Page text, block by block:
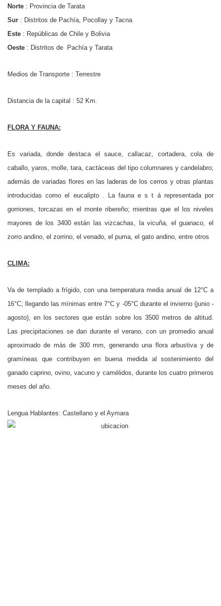
Norte : Provincia de Tarata
Sur : Distritos de Pachía, Pocollay y Tacna
Este : Repúblicas de Chile y Bolivia
Oeste : Distritos de Pachía y Tarata
Medios de Transporte : Terrestre
Distancia de la capital : 52 Km.
FLORA Y FAUNA:
Es variada, donde destaca el sauce, callacaz, cortadera, cola de
caballo, yaros, molle, tara, cactáceas del tipo columnares y candelabro;
además de variadas flores en las laderas de los cerros y otras plantas
introducidas como el eucalipto . La fauna e s t á representada por
gorriones, torcazas en el monte ribereño; mientras que el los niveles
mayores de los 3400 están las vizcachas, la vicuña, el guanaco, el
zorro andino, el zorrino, el venado, el puma, el gato andino, entre otros
CLIMA:
Va de templado a frígido, con una temperatura media anual de 12°C a
16°C; llegando las mínimas entre 7°C y -05°C durante el invierno (junio -
agosto), en los sectores que están sobre los 3500 metros de altitud.
Las precipitaciones se dan durante el verano, con un promedio anual
aproximado de más de 300 mm, generando una flora arbustiva y de
gramíneas que contribuyen en buena medida al sostenimiento del
ganado caprino, ovino, vacuno y camélidos, durante los cuatro primeros
meses del año.
Lengua Hablantes: Castellano y el Aymara